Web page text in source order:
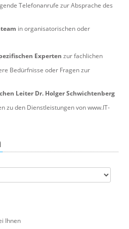
Telefonanrufe zur Absprache des
in organisatorischen oder
Experten zur fachlichen
Bedürfnisse oder Fragen zur
Leiter Dr. Holger Schwichtenberg
zu den Dienstleistungen von www.IT-
Ihnen